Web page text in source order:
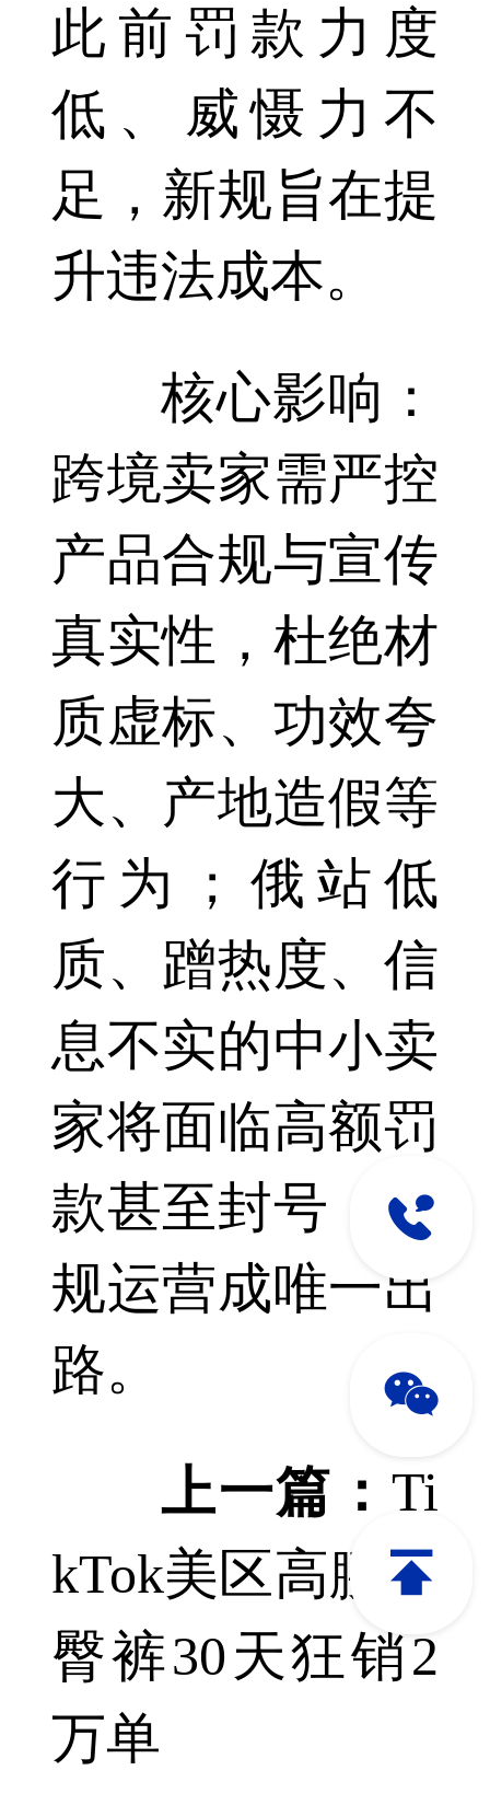
此前罚款力度
低、威慑力不
足，新规旨在提
升违法成本。
核心影响：
跨境卖家需严控
产品合规与宣传
真实性，杜绝材
质虚标、功效夸
大、产地造假等
行为；俄站低
质、蹭热度、信
息不实的中小卖
家将面临高额罚
款甚至封号，合
规运营成唯一出
路。
上一篇：Ti
kTok美区高腰提
臀裤30天狂销2
万单